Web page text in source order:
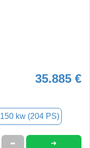
35.885 €
150 kw (204 PS)
➦ ➜